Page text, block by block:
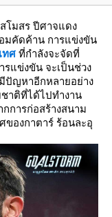
โมสร ปีศาจแดง
มคัดค้าน การแข่งขัน
ทศ ที่กำลังจะจัดที่
รแข่งขัน จะเป็นช่วง
ปัญหาอีกหลายอย่าง
ชาติที่ได้ไปทำงาน
การก่อสร้างสนาม
ของกาตาร์ ร้อนละอุ